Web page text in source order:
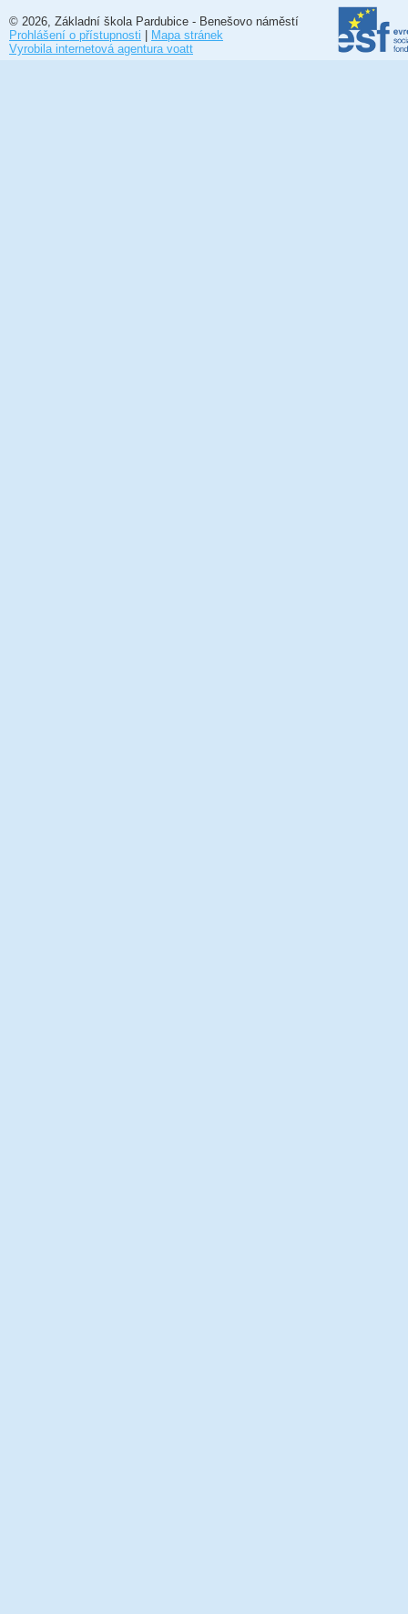
© 2026, Základní škola Pardubice - Benešovo náměstí
Prohlášení o přístupnosti | Mapa stránek
Vyrobila internetová agentura voatt